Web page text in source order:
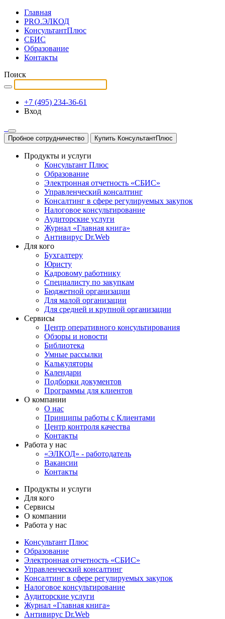
Главная
PRO.ЭЛКОД
КонсультантПлюс
СБИС
Образование
Контакты
Поиск
+7 (495) 234-36-61
Вход
Пробное сотрудничество Купить КонсультантПлюс
Продукты и услуги
Консультант Плюс
Образование
Электронная отчетность «СБИС»
Управленческий консалтинг
Консалтинг в сфере регулируемых закупок
Налоговое консультирование
Аудиторские услуги
Журнал «Главная книга»
Антивирус Dr.Web
Для кого
Бухгалтеру
Юристу
Кадровому работнику
Специалисту по закупкам
Бюджетной организации
Для малой организации
Для средней и крупной организации
Сервисы
Центр оперативного консультирования
Обзоры и новости
Библиотека
Умные рассылки
Калькуляторы
Календари
Подборки документов
Программы для клиентов
О компании
О нас
Принципы работы с Клиентами
Центр контроля качества
Контакты
Работа у нас
«ЭЛКОД» - работодатель
Вакансии
Контакты
Продукты и услуги
Для кого
Сервисы
О компании
Работа у нас
Консультант Плюс
Образование
Электронная отчетность «СБИС»
Управленческий консалтинг
Консалтинг в сфере регулируемых закупок
Налоговое консультирование
Аудиторские услуги
Журнал «Главная книга»
Антивирус Dr.Web